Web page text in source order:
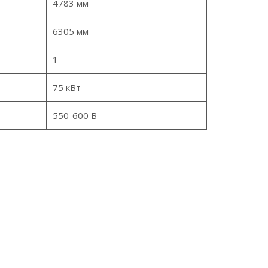
4783 мм
6305 мм
1
75 кВт
550-600 В